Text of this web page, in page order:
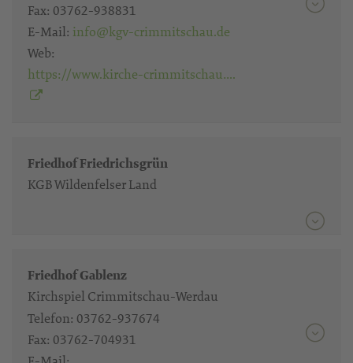
Fax: 03762-938831
E-Mail: info@kgv-crimmitschau.de
Web:
https://www.kirche-crimmitschau….
Friedhof Friedrichsgrün
KGB Wildenfelser Land
Friedhof Gablenz
Kirchspiel Crimmitschau-Werdau
Telefon: 03762-937674
Fax: 03762-704931